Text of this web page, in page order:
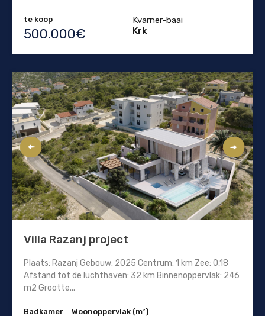
te koop
500.000€
Kvarner-baai
Krk
Villa Razanj project
Plaats: Razanj Gebouw: 2025 Centrum: 1 km Zee: 0,18
Afstand tot de luchthaven: 32 km Binnenoppervlak: 246
m2 Grootte...
Badkamer Woonoppervlak (m²)